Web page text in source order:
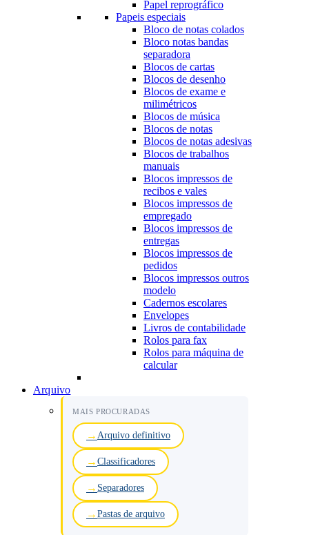
Papel reprográfico
Papeis especiais
Bloco de notas colados
Bloco notas bandas
separadora
Blocos de cartas
Blocos de desenho
Blocos de exame e
milimétricos
Blocos de música
Blocos de notas
Blocos de notas adesivas
Blocos de trabalhos
manuais
Blocos impressos de
recibos e vales
Blocos impressos de
empregado
Blocos impressos de
entregas
Blocos impressos de
pedidos
Blocos impressos outros
modelo
Cadernos escolares
Envelopes
Livros de contabilidade
Rolos para fax
Rolos para máquina de
calcular
Arquivo
MAIS PROCURADAS
Arquivo definitivo
Classificadores
Separadores
Pastas de arquivo